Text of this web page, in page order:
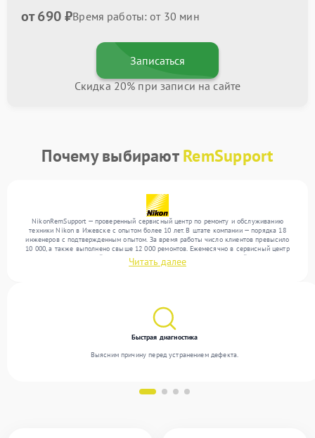
от 690 ₽Время работы: от 30 мин
Записаться
Скидка 20% при записи на сайте
Почему выбираютRemSupport
NikonRemSupport — проверенный сервисный центр по ремонту и обслуживанию
техники Nikon в Ижевске с опытом более 10 лет. В штате компании — порядка 18
инженеров с подтвержденным опытом. За время работы число клиентов превысило
10 000, а также выполнено свыше 12 000 ремонтов. Ежемесячно в сервисный центр
поступает от 300 устройств, включая , , . Мы беремся за задачи любой сложности и
гарантируем высокое качество обслуживания благодаря отлаженным процессам
Читать далее
Быстрая диагностика
Выясним причину перед устранением дефекта.